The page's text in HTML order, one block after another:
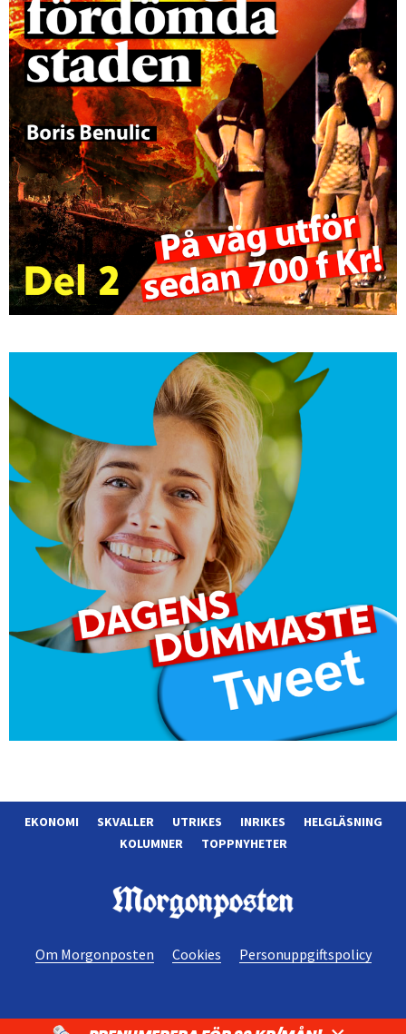
EKONOMI SKVALLER UTRIKES INRIKES
HELGLÄSNING
KOLUMNER
TOPPNYHETER
Om Morgonposten Cookies Personuppgiftspolicy